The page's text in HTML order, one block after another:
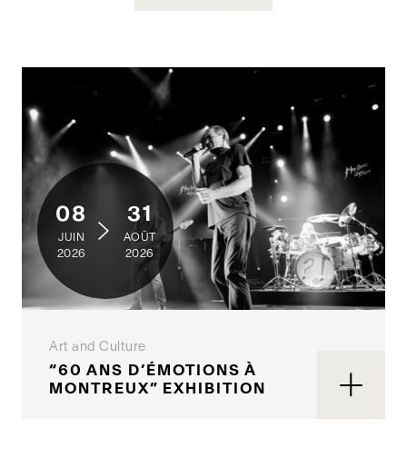
08
JUIN
2026
31
AOÛT
2026
Art and Culture
“60 ANS D’ÉMOTIONS À
MONTREUX” EXHIBITION